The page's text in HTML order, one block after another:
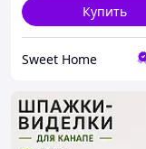
Купить
Sweet Home